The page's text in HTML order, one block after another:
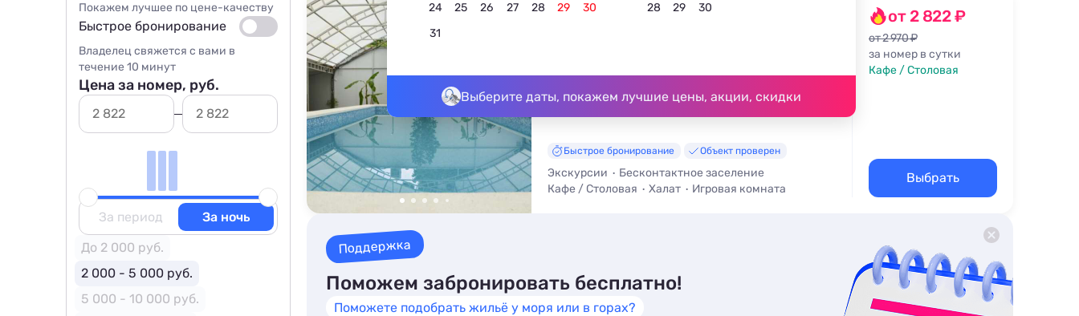
24
25 26 27 28 29
30
31
28
29 30
Выберите даты, покажем лучшие цены, акции, скидки
Сначала дешевле
Сначала дороже
По рейтингу
Отель "Предгорье"
До центра - 49,1 км
Быстрое бронирование Объект проверен
Экскурсии
Бесконтактное заселение
Кафе / Столовая
Халат
Игровая комната
от 2 822 ₽
от 2 970 ₽
за номер в сутки
Кафе / Столовая
Выбрать
Поддержка
Поможем забронировать бесплатно!
Поможете подобрать жильё у моря или в горах?
Покажем лучшее по цене-качеству
Быстрое бронирование
Владелец свяжется с вами в
течение 10 минут
Цена за номер, руб.
За период
За ночь
До 2 000 руб.
2 000 - 5 000 руб.
5 000 - 10 000 руб.